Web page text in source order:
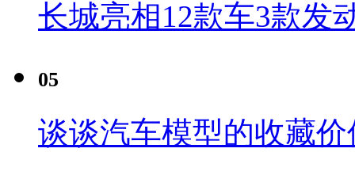
长城亮相12款车3款发
05
谈谈汽车模型的收藏价